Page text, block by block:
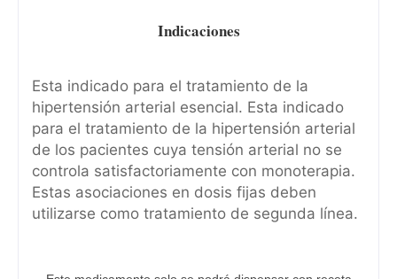
Indicaciones
Esta indicado para el tratamiento de la
hipertensión arterial esencial. Esta indicado
para el tratamiento de la hipertensión arterial
de los pacientes cuya tensión arterial no se
controla satisfactoriamente con monoterapia.
Estas asociaciones en dosis fijas deben
utilizarse como tratamiento de segunda línea.